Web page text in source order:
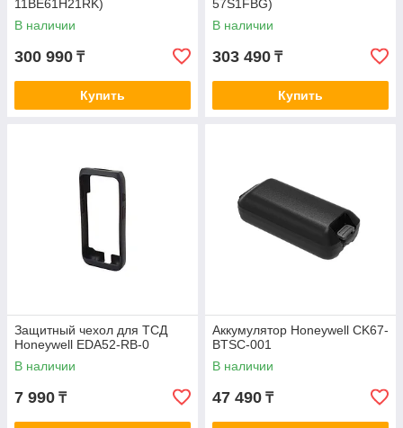
11BE61H21RK)
В наличии
300 990 ₸
Купить
57S1FBG)
В наличии
303 490 ₸
Купить
Защитный чехол для ТСД
Honeywell EDA52-RB-0
В наличии
7 990 ₸
Аккумулятор Honeywell CK67-
BTSC-001
В наличии
47 490 ₸